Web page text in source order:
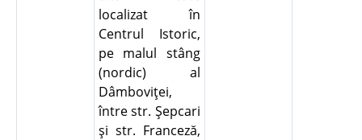
localizat în
Centrul Istoric,
pe malul stâng
(nordic) al
Dâmboviţei,
între str. Şepcari
şi str. Franceză,